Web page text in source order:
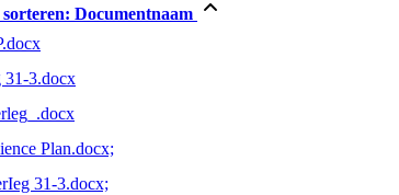
Documentnaam
31-3.docx
Plan.docx;
31-3.docx;